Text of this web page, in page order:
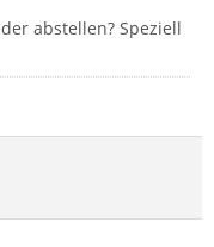
abstellen? Speziell